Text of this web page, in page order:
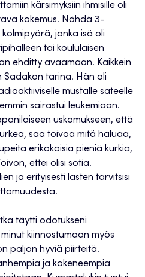
kärsimyksiin ihmisille oli
kokemus. Nähdä 3-
jonka isä oli
tai koululaisen
ehditty avaamaan. Kaikkein
Sadakon tarina. Hän oli
mustalle sateelle
sairastui leukemiaan.
uskomukseen, että
saa toivoa mitä haluaa,
erikokoisia pieniä kurkia,
ettei olisi sotia.
ja erityisesti lasten tarvitsisi
täytti odotukseni
kiinnostumaan myös
paljon hyviä piirteitä.
ja kokeneempia